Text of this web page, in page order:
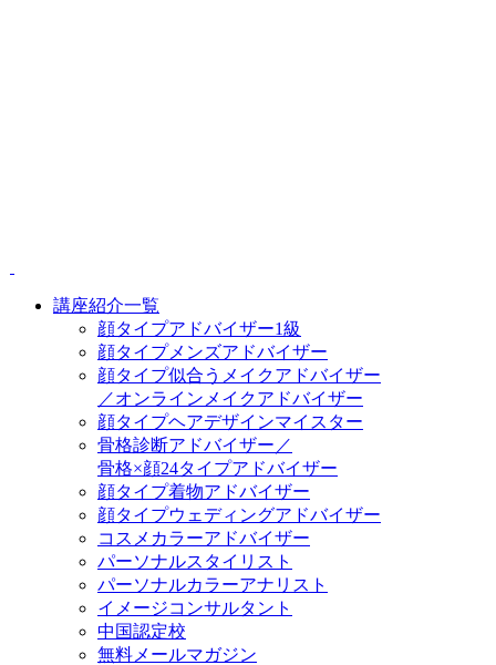
講座紹介一覧
顔タイプアドバイザー1級
顔タイプメンズアドバイザー
顔タイプ似合うメイクアドバイザー
／オンラインメイクアドバイザー
顔タイプヘアデザインマイスター
骨格診断アドバイザー／
骨格×顔24タイプアドバイザー
顔タイプ着物アドバイザー
顔タイプウェディングアドバイザー
コスメカラーアドバイザー
パーソナルスタイリスト
パーソナルカラーアナリスト
イメージコンサルタント
中国認定校
無料メールマガジン